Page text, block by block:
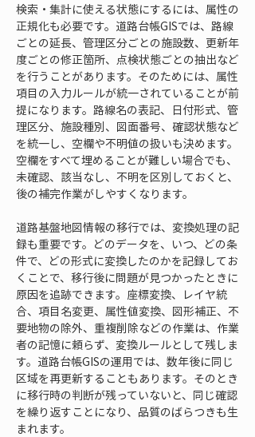
検索・集計に使える状態にするには、属性の
正規化も必要です。道路台帳GISでは、路線
ごとの延長、管理区分ごとの施設数、更新年
度ごとの修正箇所、点検状態ごとの抽出など
を行うことがあります。そのためには、属性
項目の入力ルールが統一されていることが前
提になります。路線名の表記、日付形式、管
理区分、施設種別、図面番号、確認状態など
を統一し、空欄や不明値の扱いも決めます。
空欄をすべて埋めることが難しい場合でも、
未確認、該当なし、不明を区別しておくと、
後の補完作業がしやすくなります。
道路基盤地図情報の移行では、変換処理の記
録も重要です。どのデータを、いつ、どの条
件で、どの形式に変換したのかを記録してお
くことで、移行後に問題が見つかったときに
原因を追跡できます。座標変換、レイヤ統
合、項目名変更、属性値変換、図形補正、不
要地物の除外、重複削除などの作業は、作業
者の記憶に頼らず、変換ルールとして残しま
す。道路台帳GISの運用では、数年後に同じ
区域を再更新することもあります。そのとき
に移行時の判断が残っていないと、同じ確認
を繰り返すことになり、品質のばらつきも生
まれます。